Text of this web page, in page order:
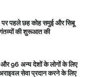
पहले छह कोह समुई और सिबू
गंतव्यों की शुरूआत की
और 96 अन्य देशों के लोगों के लिए
सेवा प्रदान करने के लिए